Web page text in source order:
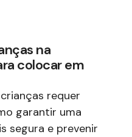
na
colocar em
requer
garantir uma
segura e prevenir